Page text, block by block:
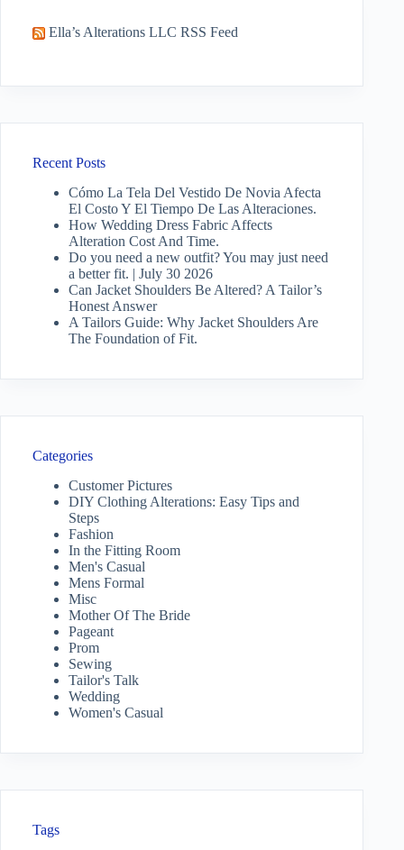
Ella’s Alterations LLC RSS Feed
Recent Posts
Cómo La Tela Del Vestido De Novia Afecta
El Costo Y El Tiempo De Las Alteraciones.
How Wedding Dress Fabric Affects
Alteration Cost And Time.
Do you need a new outfit? You may just need
a better fit. | July 30 2026
Can Jacket Shoulders Be Altered? A Tailor’s
Honest Answer
A Tailors Guide: Why Jacket Shoulders Are
The Foundation of Fit.
Categories
Customer Pictures
DIY Clothing Alterations: Easy Tips and
Steps
Fashion
In the Fitting Room
Men's Casual
Mens Formal
Misc
Mother Of The Bride
Pageant
Prom
Sewing
Tailor's Talk
Wedding
Women's Casual
Tags